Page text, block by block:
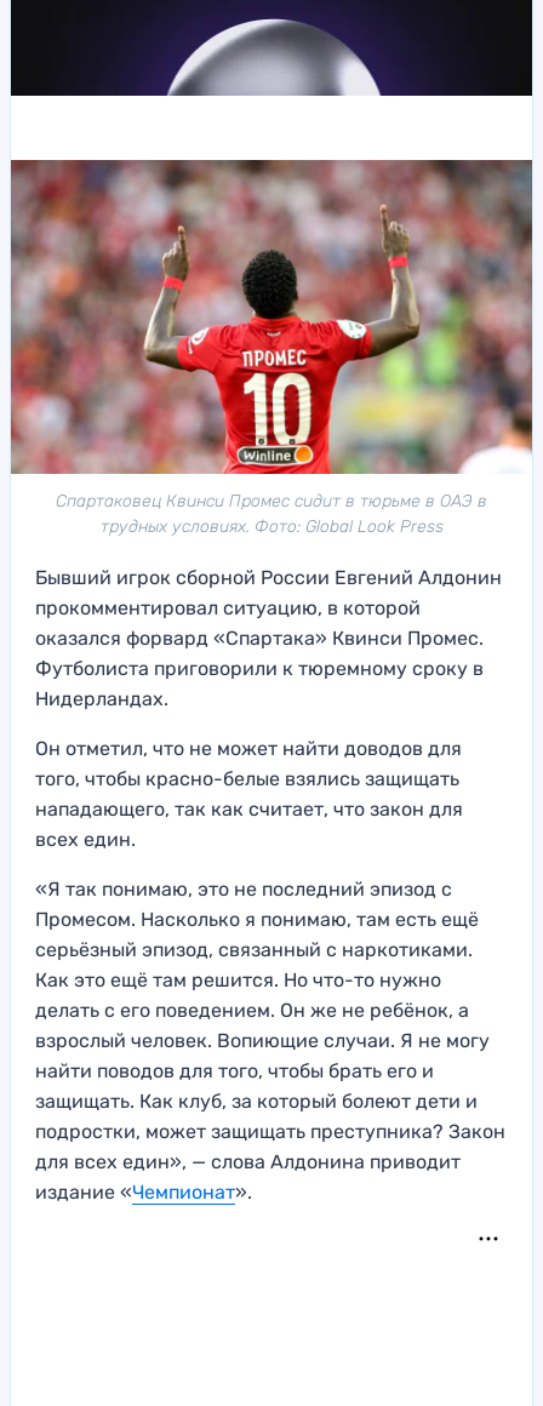
Спартаковец Квинси Промес сидит в тюрьме в ОАЭ в
трудных условиях. Фото: Global Look Press
Бывший игрок сборной России Евгений Алдонин
прокомментировал ситуацию, в которой
оказался форвард «Спартака» Квинси Промес.
Футболиста приговорили к тюремному сроку в
Нидерландах.
Он отметил, что не может найти доводов для
того, чтобы красно-белые взялись защищать
нападающего, так как считает, что закон для
всех един.
«Я так понимаю, это не последний эпизод с
Промесом. Насколько я понимаю, там есть ещё
серьёзный эпизод, связанный с наркотиками.
Как это ещё там решится. Но что-то нужно
делать с его поведением. Он же не ребёнок, а
взрослый человек. Вопиющие случаи. Я не могу
найти поводов для того, чтобы брать его и
защищать. Как клуб, за который болеют дети и
подростки, может защищать преступника? Закон
для всех един», — слова Алдонина приводит
издание «Чемпионат».